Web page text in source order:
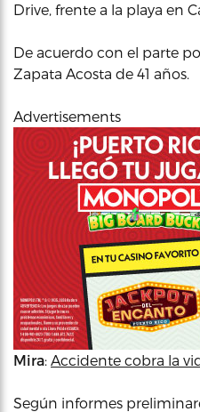
Drive, frente a la playa en
De acuerdo con el parte
Zapata Acosta de 41 años.
Advertisements
Mira: Accidente cobra la
Según informes